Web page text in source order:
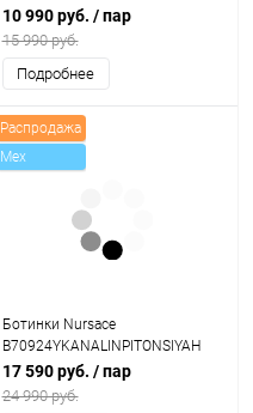
10 990 руб. / пар
15 990 руб.
Подробнее
Распродажа
Mex
Ботинки Nursace
B70924YKANALINPITONSIYAH
17 590 руб. / пар
24 990 руб.